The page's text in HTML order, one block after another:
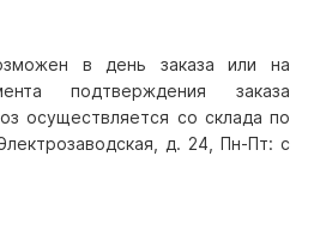
в день заказа или на
подтверждения заказа
осуществляется со склада по
д. 24, Пн-Пт: с